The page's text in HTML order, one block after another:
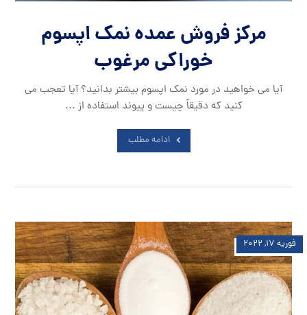
مرکز فروش عمده نمک اپسوم
خوراکی مرغوب
آیا می خواهید در مورد نمک اپسوم بیشتر بدانید؟ آیا تعجب می
کنید که دقیقاً چیست و پیوند استفاده از ...
ادامه مطلب
فوریه ۱۷, ۲۰۲۲